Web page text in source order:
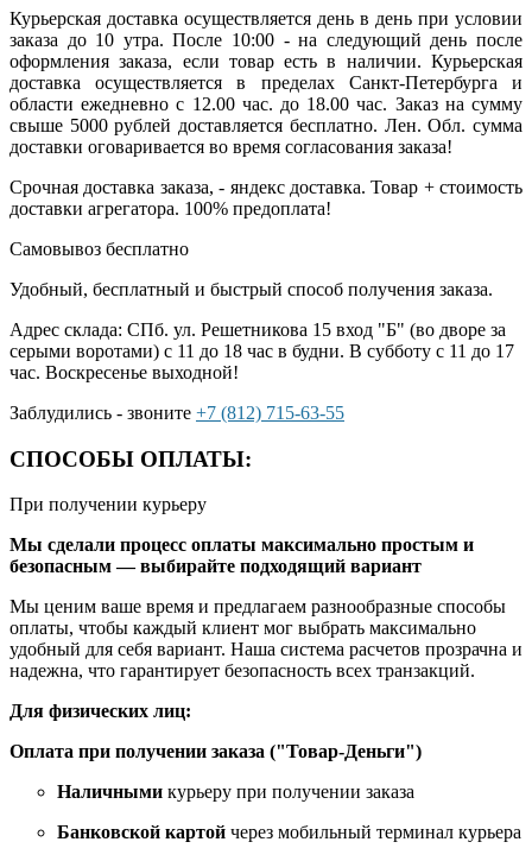
Курьерская доставка осуществляется день в день при условии
заказа до 10 утра. После 10:00 - на следующий день после
оформления заказа, если товар есть в наличии. Курьерская
доставка осуществляется в пределах Санкт-Петербурга и
области ежедневно с 12.00 час. до 18.00 час. Заказ на сумму
свыше 5000 рублей доставляется бесплатно. Лен. Обл. сумма
доставки оговаривается во время согласования заказа!
Срочная доставка заказа, - яндекс доставка. Товар + стоимость
доставки агрегатора. 100% предоплата!
Самовывоз бесплатно
Удобный, бесплатный и быстрый способ получения заказа.
Адрес склада: СПб. ул. Решетникова 15 вход "Б" (во дворе за
серыми воротами) с 11 до 18 час в будни. В субботу с 11 до 17
час. Воскресенье выходной!
Заблудились - звоните +7 (812) 715-63-55
СПОСОБЫ ОПЛАТЫ:
При получении курьеру
Мы сделали процесс оплаты максимально простым и
безопасным — выбирайте подходящий вариант
Мы ценим ваше время и предлагаем разнообразные способы
оплаты, чтобы каждый клиент мог выбрать максимально
удобный для себя вариант. Наша система расчетов прозрачна и
надежна, что гарантирует безопасность всех транзакций.
Для физических лиц:
Оплата при получении заказа ("Товар-Деньги")
Наличными курьеру при получении заказа
Банковской картой через мобильный терминал курьера